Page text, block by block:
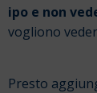
ipo e non
vogliono
Presto